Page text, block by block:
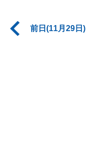
前日(11月29日)